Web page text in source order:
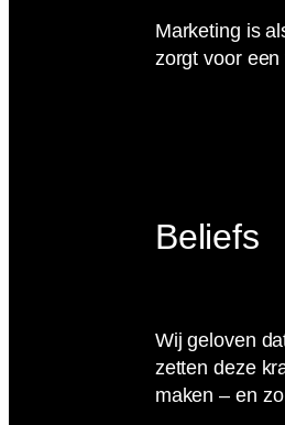
Marketing is
zorgt voor
Beliefs
Wij geloven
zetten deze
maken – en